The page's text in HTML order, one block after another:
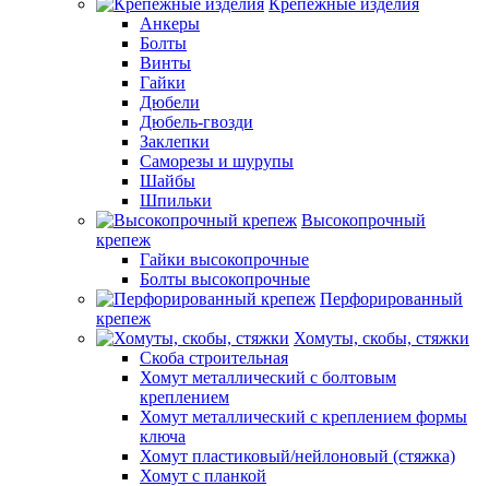
Крепежные изделия
Анкеры
Болты
Винты
Гайки
Дюбели
Дюбель-гвозди
Заклепки
Саморезы и шурупы
Шайбы
Шпильки
Высокопрочный
крепеж
Гайки высокопрочные
Болты высокопрочные
Перфорированный
крепеж
Хомуты, скобы, стяжки
Скоба строительная
Хомут металлический с болтовым
креплением
Хомут металлический с креплением формы
ключа
Хомут пластиковый/нейлоновый (стяжка)
Хомут с планкой